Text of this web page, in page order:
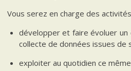
Vous serez en charge des
développer et faire évoluer
collecte de données issues de
exploiter au quotidien ce